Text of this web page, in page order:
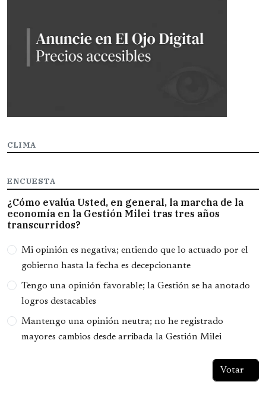
CLIMA
ENCUESTA
¿Cómo evalúa Usted, en general, la marcha de la
economía en la Gestión Milei tras tres años
transcurridos?
Opciones
Mi opinión es negativa; entiendo que lo actuado por el
gobierno hasta la fecha es decepcionante
Tengo una opinión favorable; la Gestión se ha anotado
logros destacables
Mantengo una opinión neutra; no he registrado
mayores cambios desde arribada la Gestión Milei